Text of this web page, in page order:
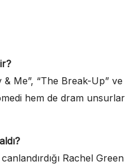
Me”, “The Break-Up”
hem de dram
Rachel